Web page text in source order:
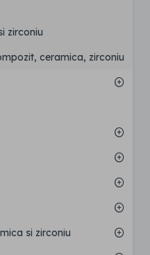
zirconiu
ceramica, zirconiu
si zirconiu